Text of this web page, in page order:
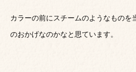
カラーの前にスチームのようなものを
のおかげなのかなと思ています。